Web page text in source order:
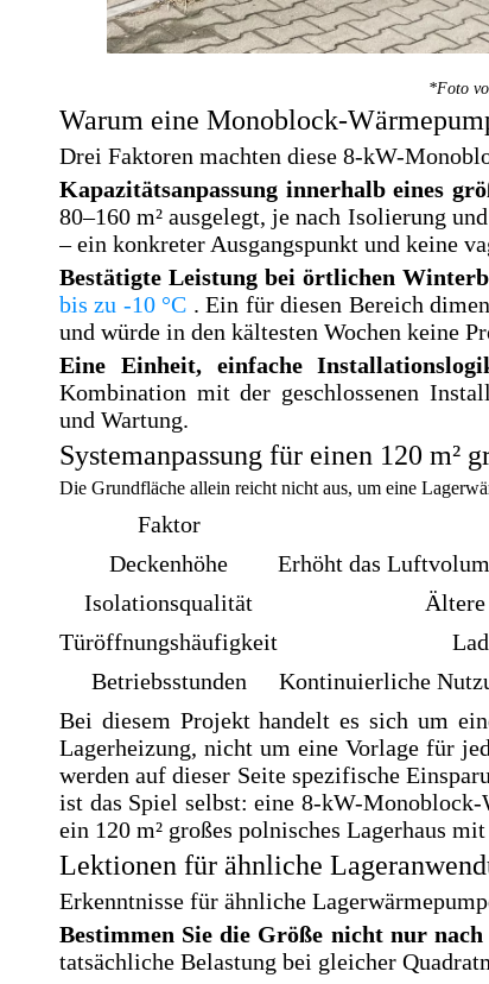
*Foto
Warum eine Monoblock-
Drei Faktoren machten diese 8-kW-
Kapazitätsanpassung innerhalb eines
80–160 m² ausgelegt, je nach Isolierung
– ein konkreter Ausgangspunkt und keine
Bestätigte Leistung bei örtlichen
bis zu -10 °C . Ein für diesen Bereich
und würde in den kältesten Wochen keine
Eine Einheit, einfache
Kombination mit der geschlossenen
und Wartung.
Systemanpassung für einen 120 m²
Die Grundfläche allein reicht nicht aus, um eine
Faktor
Deckenhöhe
Erhöht das
Isolationsqualität
Türöffnungshäufigkeit
Betriebsstunden
Kontinuierliche
Bei diesem Projekt handelt es sich um
Lagerheizung, nicht um eine Vorlage für
werden auf dieser Seite spezifische
ist das Spiel selbst: eine 8-kW-Monoblock-
ein 120 m² großes polnisches Lagerhaus
Lektionen für ähnliche
Erkenntnisse für ähnliche
Bestimmen Sie die Größe nicht nur
tatsächliche Belastung bei gleicher